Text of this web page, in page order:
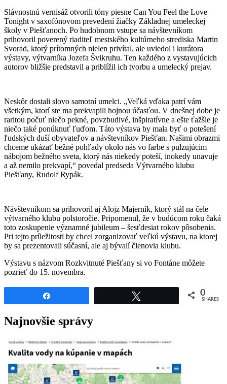
Slávnostnú vernisáž otvorili tóny piesne Can You Feel the Love
Tonight v saxofónovom prevedení žiačky Základnej umeleckej
školy v Piešťanoch. Po hudobnom vstupe sa návštevníkom
prihovoril poverený riaditeľ mestského kultúrneho strediska Martin
Svorad, ktorý prítomných nielen privítal, ale uviedol i kurátora
výstavy, výtvarníka Jozefa Švikruhu. Ten každého z vystavujúcich
autorov bližšie predstavil a priblížil ich tvorbu a umelecký prejav.
Neskôr dostali slovo samotní umelci. „Veľká vďaka patrí vám
všetkým, ktorí ste ma prekvapili hojnou účasťou. V dnešnej dobe je
raritou počuť niečo pekné, povzbudivé, inšpiratívne a ešte ťažšie je
niečo také ponúknuť ľuďom. Táto výstava by mala byť o potešení
ľudských duší obyvateľov a návštevníkov Piešťan. Našimi obrazmi
chceme ukázať bežné pohľady okolo nás vo farbe s pulzujúcim
nábojom bežného sveta, ktorý nás niekedy poteší, inokedy unavuje
a až nemilo prekvapí,“ povedal predseda Výtvarného klubu
Piešťany, Rudolf Rypák.
Návštevníkom sa prihovoril aj Alojz Majerník, ktorý stál na čele
výtvarného klubu polstoročie. Pripomenul, že v budúcom roku čaká
toto zoskupenie významné jubileum – šesťdesiat rokov pôsobenia.
Pri tejto príležitosti by chcel zorganizovať veľkú výstavu, na ktorej
by sa prezentovali súčasní, ale aj bývalí členovia klubu.
Výstavu s názvom Rozkvitnuté Piešťany si vo Fontáne môžete
pozrieť do 15. novembra.
0
SHARES
Najnovšie správy